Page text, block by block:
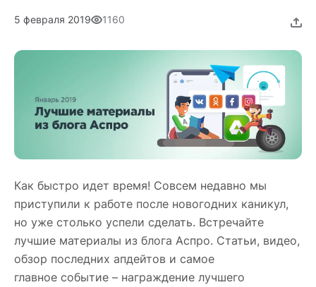
5 февраля 2019 1160
Как быстро идет время! Совсем недавно мы
приступили к работе после новогодних каникул,
но уже столько успели сделать. Встречайте
лучшие материалы из блога Аспро. Статьи, видео,
обзор последних апдейтов и самое
главное событие – награждение лучшего